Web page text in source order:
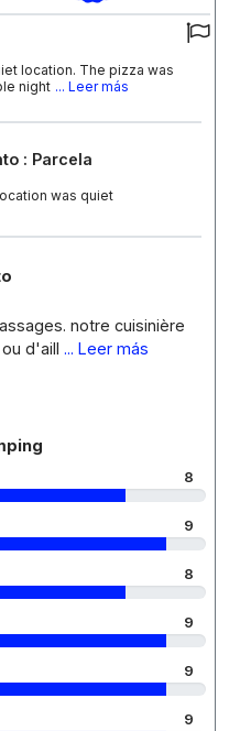
location. The pizza was
night ... Leer más
: Parcela
was quiet
notre cuisinière
d'aill ... Leer más
8
9
8
9
9
9